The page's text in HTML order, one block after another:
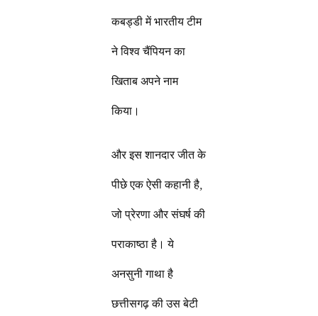
कबड्डी में भारतीय टीम
ने विश्व चैंपियन का
खिताब अपने नाम
किया।
और इस शानदार जीत के
पीछे एक ऐसी कहानी है,
जो प्रेरणा और संघर्ष की
पराकाष्ठा है। ये
अनसुनी गाथा है
छत्तीसगढ़ की उस बेटी